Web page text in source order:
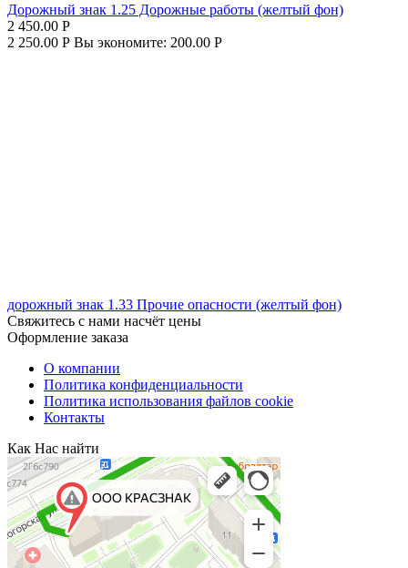
Дорожный знак 1.25 Дорожные работы (желтый фон)
2 450.00 Р
2 250.00 Р Вы экономите: 200.00 Р
дорожный знак 1.33 Прочие опасности (желтый фон)
Свяжитесь с нами насчёт цены
Оформление заказа
О компании
Политика конфиденциальности
Политика использования файлов cookie
Контакты
Как Нас найти